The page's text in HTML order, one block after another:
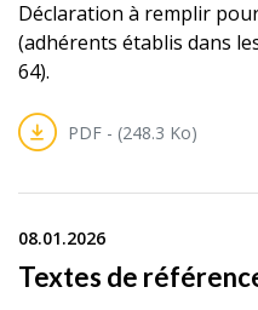
Déclaration à remplir
(adhérents établis dans
64).
PDF - (248.3 Ko)
08.01.2026
Textes de